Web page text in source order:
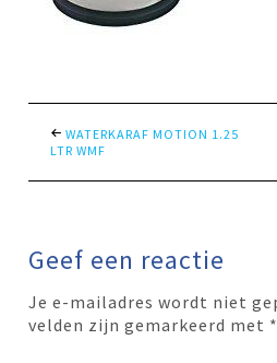
WATERKARAF MOTION 1.25
LTR WMF
Geef een reactie
Je e-mailadres wordt niet
velden zijn gemarkeerd met *